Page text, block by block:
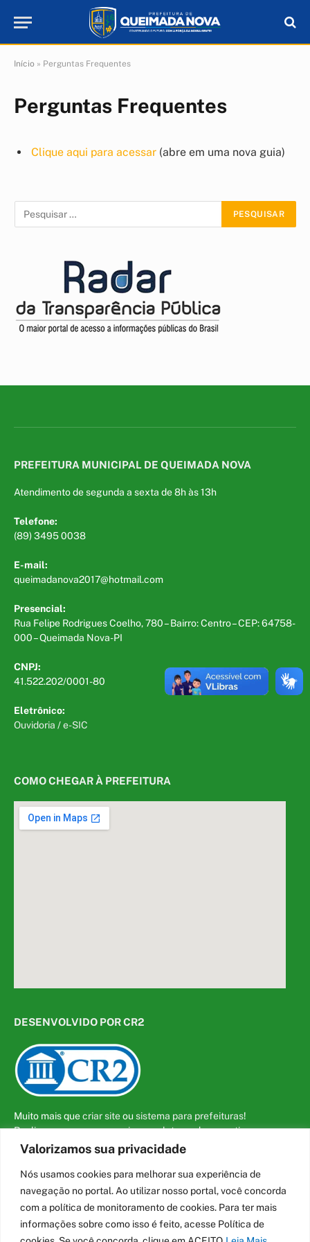
Valorizamos sua privacidade
Nós usamos cookies para melhorar sua experiência de
navegação no portal. Ao utilizar nosso portal, você concorda
com a política de monitoramento de cookies. Para ter mais
informações sobre como isso é feito, acesse Política de
Início » Perguntas Frequentes
Perguntas Frequentes
Clique aqui para acessar (abre em uma nova guia)
PREFEITURA MUNICIPAL DE QUEIMADA NOVA
Atendimento de segunda a sexta de 8h às 13h
Telefone:
(89) 3495 0038
E-mail:
queimadanova2017@hotmail.com
Presencial:
Rua Felipe Rodrigues Coelho, 780 – Bairro: Centro – CEP: 64758-
000 – Queimada Nova-PI
CNPJ:
41.522.202/0001-80
Eletrônico:
Ouvidoria /e-SIC
COMO CHEGAR À PREFEITURA
DESENVOLVIDO POR CR2
Muito mais quecriar siteou sistema para prefeituras!
Realizamos umaassessoriacompleta, onde garantimos em
contrato que todas as exigências dasleis de transparência
Conheça oPNTPe oRadar da Transparência Pública